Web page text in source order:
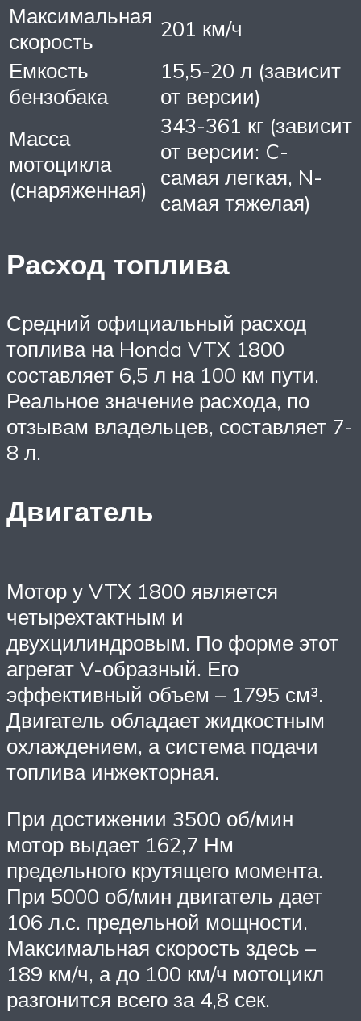
Максимальная
скорость
201 км/ч
Емкость
бензобака
15,5-20 л (зависит
от версии)
Масса
мотоцикла
(снаряженная)
343-361 кг (зависит
от версии: C-
самая легкая, N-
самая тяжелая)
Расход топлива
Средний официальный расход
топлива на Honda VTX 1800
составляет 6,5 л на 100 км пути.
Реальное значение расхода, по
отзывам владельцев, составляет 7-
8 л.
Двигатель
Мотор у VTX 1800 является
четырехтактным и
двухцилиндровым. По форме этот
агрегат V-образный. Его
эффективный объем – 1795 см³.
Двигатель обладает жидкостным
охлаждением, а система подачи
топлива инжекторная.
При достижении 3500 об/мин
мотор выдает 162,7 Нм
предельного крутящего момента.
При 5000 об/мин двигатель дает
106 л.с. предельной мощности.
Максимальная скорость здесь –
189 км/ч, а до 100 км/ч мотоцикл
разгонится всего за 4,8 сек.